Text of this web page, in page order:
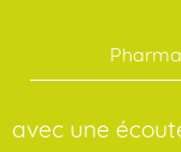
avec une